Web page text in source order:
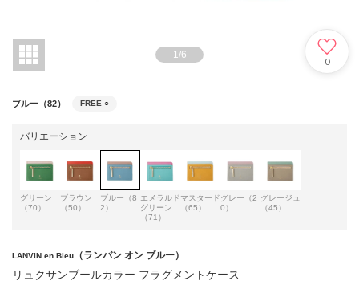
1/6
0
ブルー（82） FREE ○
バリエーション
グリーン
（70）
ブラウン
（50）
ブルー（8
2）
エメラルド
グリーン
（71）
マスタード
（65）
グレー（2
0）
グレージュ
（45）
LANVIN en Bleu （ランバン オン ブルー）
リュクサンブールカラー フラグメントケース